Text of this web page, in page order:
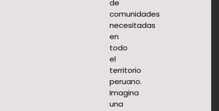
de
comunidades
necesitadas
en
todo
el
territorio
peruano.
Imagina
una